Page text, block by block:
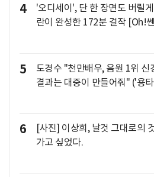
4
'오디세이', 단 한 장면도 버릴
란이 완성한 172분 걸작 [Oh!
5
도경수 "천만배우, 음원 1위
결과는 대중이 만들어줘" ('용
6
[사진] 이상희, 날것 그대로의
가고 싶었다.